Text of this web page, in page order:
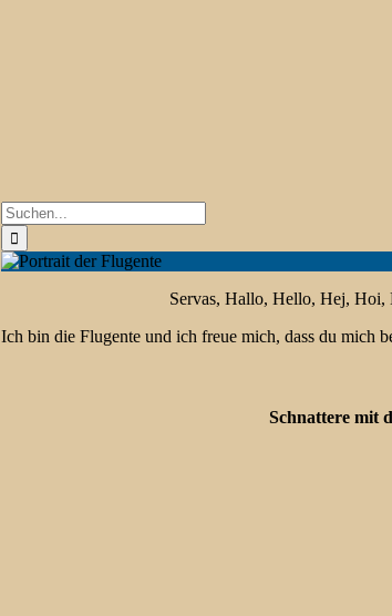
Suche
nach:
Servas, Hallo, Hello, Hej, Hoi,
Ich bin die Flugente und ich freue mich, dass du mich
Schnattere mit